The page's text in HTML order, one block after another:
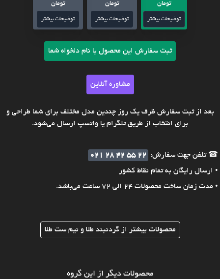
تومان
توضیحات بیشتر
تومان
توضیحات بیشتر
تومان
توضیحات بیشتر
ثبت سفارش این محصول با نام دلخواه شما
مشاوره آنلاین
بعد از ثبت سفارش ظرف یک روز چندین مدل مختلف برای شما طراحی و
برای انتخاب از طریق تلگرام یا واتسپ ارسال می‌شود.
☎ تلفن جهت سفارش:
021 28 42 55 22
• ارسال رایگان به تمام نقاط کشور
• مدت زمان ساخت محصولات 24 الی 72 ساعت می‌باشد.
محصولات بیشتر از گردنبند طلا و نیم ست طلا
محصولات دیگر از این گروه